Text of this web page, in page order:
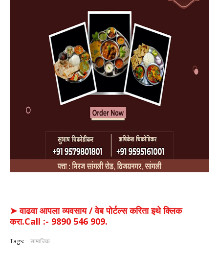
➤ वाढवा आपला व्यवसाय / वेब पोर्टल्स करिता इथे क्लिक
करा.Call :- 9890 546 909.
Tags: सामाजिक